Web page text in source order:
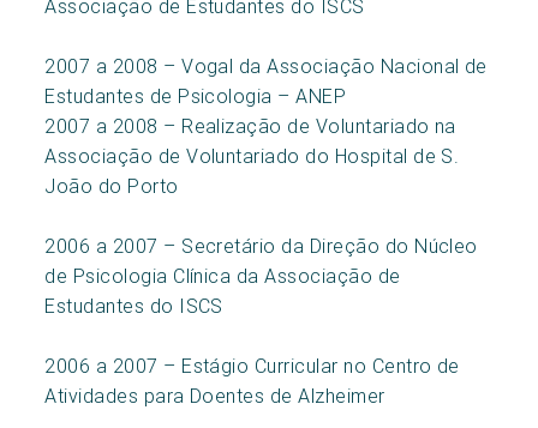
Associação de Estudantes do ISCS
2007 a 2008 – Vogal da Associação Nacional de
Estudantes de Psicologia – ANEP
2007 a 2008 – Realização de Voluntariado na
Associação de Voluntariado do Hospital de S.
João do Porto
2006 a 2007 – Secretário da Direção do Núcleo
de Psicologia Clínica da Associação de
Estudantes do ISCS
2006 a 2007 – Estágio Curricular no Centro de
Atividades para Doentes de Alzheimer